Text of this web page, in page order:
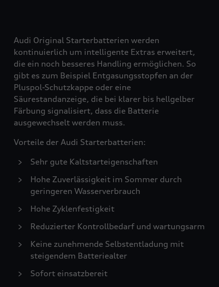
Audi Original Starterbatterien werden
kontinuierlich um intelligente Extras erweitert,
die ein noch besseres Handling ermöglichen. So
gibt es zum Beispiel Entgasungsstopfen an der
Pluspol-Schutzkappe oder eine
Säurestandanzeige, die bei klarer bis hellgelber
Färbung signalisiert, dass die Batterie
ausgewechselt werden muss.
Vorteile der Audi Starterbatterien:
Sehr gute Kaltstarteigenschaften
Hohe Zuverlässigkeit im Sommer durch
geringeren Wasserverbrauch
Hohe Zyklenfestigkeit
Reduzierter Kontrollbedarf und wartungsarm
Keine zunehmende Selbstentladung mit
steigendem Batteriealter
Sofort einsatzbereit